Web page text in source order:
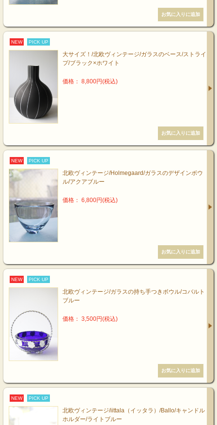
NEW PICK UP
大サイズ！/北欧ヴィンテージ/ガラスのベース/ストライ
プ/ブラック×ホワイト
価格： 8,800円(税込)
NEW PICK UP
北欧ヴィンテージ/Holmegaard/ガラスのデザインボウ
ル/アクアブルー
価格： 6,800円(税込)
NEW PICK UP
北欧ヴィンテージ/ガラスの持ち手つきボウル/コバルト
ブルー
価格： 3,500円(税込)
NEW PICK UP
北欧ヴィンテージ/iittala（イッタラ）/Ballo/キャンドル
ホルダー/ライトブルー